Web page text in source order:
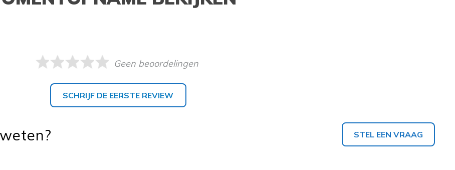
Geen beoordelingen
SCHRIJF DE EERSTE REVIEW
STEL EEN VRAAG